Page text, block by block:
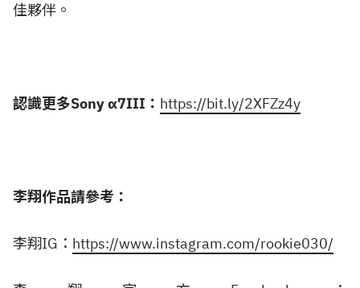
佳夥伴。
認識更多Sony α7III： https://bit.ly/2XFZz4y
李翔作品請參考：
李翔IG： https://www.instagram.com/rookie030/